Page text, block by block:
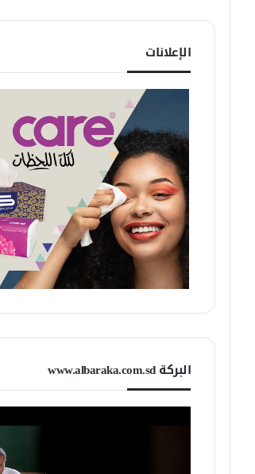
الإعلانات
البركة www.albaraka.com.sd